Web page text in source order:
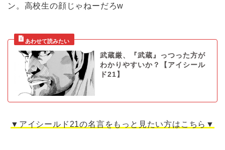
ン。高校生の顔じゃねーだろw
武蔵厳、『武蔵』っつった方が
わかりやすいか？【アイシール
ド21】
▼アイシールド21の名言をもっと見たい方はこちら▼